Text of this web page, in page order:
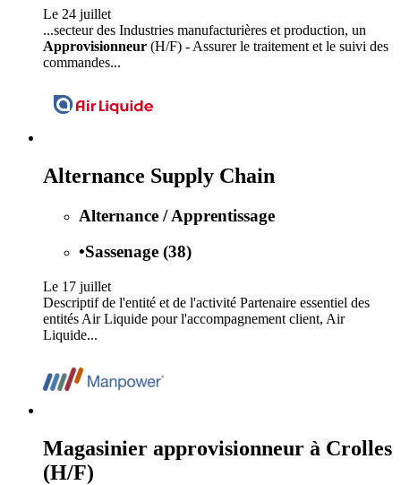
Le 24 juillet
...secteur des Industries manufacturières et production, un
Approvisionneur (H/F) - Assurer le traitement et le suivi des
commandes...
Alternance Supply Chain
Alternance / Apprentissage
•Sassenage (38)
Le 17 juillet
Descriptif de l'entité et de l'activité Partenaire essentiel des
entités Air Liquide pour l'accompagnement client, Air
Liquide...
Magasinier approvisionneur à Crolles
(H/F)